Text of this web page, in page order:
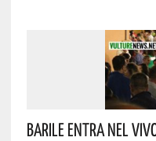
Barile Entra Nel